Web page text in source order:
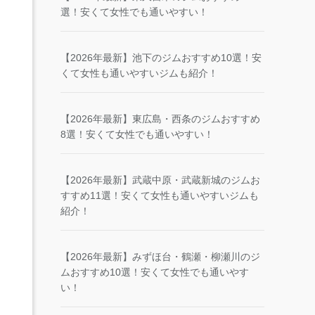
選！安くて女性でも通いやすい！
【2026年最新】池下のジムおすすめ10選！安
くて女性も通いやすいジムも紹介！
【2026年最新】東広島・西条のジムおすすめ
8選！安くて女性でも通いやすい！
【2026年最新】武蔵中原・武蔵新城のジムお
すすめ11選！安くて女性も通いやすいジムも
紹介！
【2026年最新】みずほ台・鶴瀬・柳瀬川のジ
ムおすすめ10選！安くて女性でも通いやす
い！